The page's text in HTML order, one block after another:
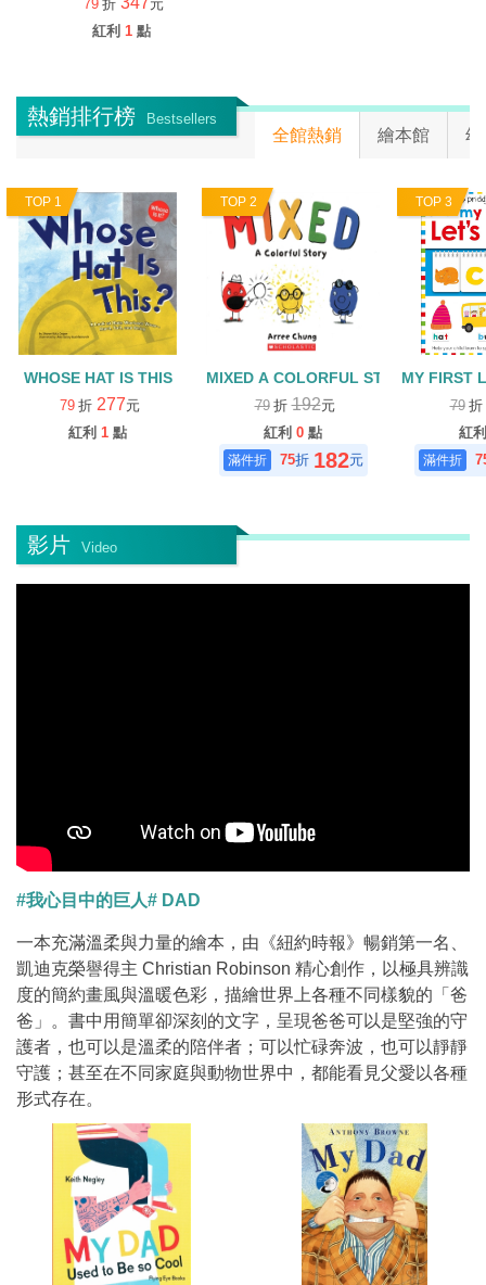
紅利 1 點
熱銷排行榜 Bestsellers
全館熱銷 繪本館
TOP 1
WHOSE HAT IS THIS
79 折 277 元
紅利 1 點
TOP 2
MIXED A COLORFUL STORY
79 折 192 元
紅利 0 點
75折 182 元
TOP 3
MY FIRST
79 折
紅利
影片 Video
#我心目中的巨人# DAD
一本充滿溫柔與力量的繪本，由《紐約時報》暢銷第一名、
凱迪克榮譽得主 Christian Robinson 精心創作，以極具辨識
度的簡約畫風與溫暖色彩，描繪世界上各種不同樣貌的「爸
爸」。書中用簡單卻深刻的文字，呈現爸爸可以是堅強的守
護者，也可以是溫柔的陪伴者；可以忙碌奔波，也可以靜靜
守護；甚至在不同家庭與動物世界中，都能看見父愛以各種
形式存在。